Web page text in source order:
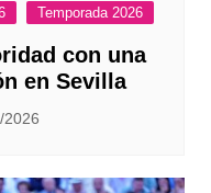
Temporada 2026
con una
en Sevilla
2026